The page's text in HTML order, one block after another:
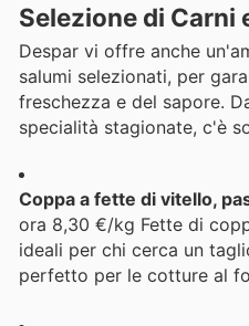
Selezione di Carni
Despar vi offre anche
salumi selezionati, per
freschezza e del sapore.
specialità stagionate, c'è
Coppa a fette di vitello,
ora 8,30 €/kg Fette di
ideali per chi cerca un
perfetto per le cotture al